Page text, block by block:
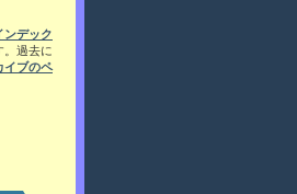
ンデック
。過去に
イブのペ